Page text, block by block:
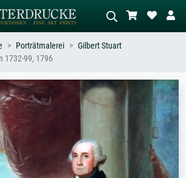
Werktiteln
Welle
Beschreiben Sie die Szene – z.B. Grüne
Wiese, Abstrakt mit viel Rot, Dunkles
Ölgemälde, Stehender Akt neben einem
Porträtmalerei
Gilbert Stuart
1732-99, 1796